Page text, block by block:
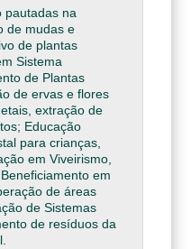
pautadas na
de mudas e
de plantas
Sistema
de Plantas
de ervas e flores
extração de
Educação
para crianças,
em Viveirismo,
em
de áreas
de Sistemas
de resíduos da